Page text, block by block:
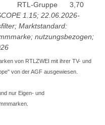
RTL-Gruppe
3,70
1.15; 22.06.2026-
Marktstandard:
nutzungsbezogen;
von RTLZWEI mit ihrer TV- und
von der AGF ausgewiesen.
nur Eigen- und